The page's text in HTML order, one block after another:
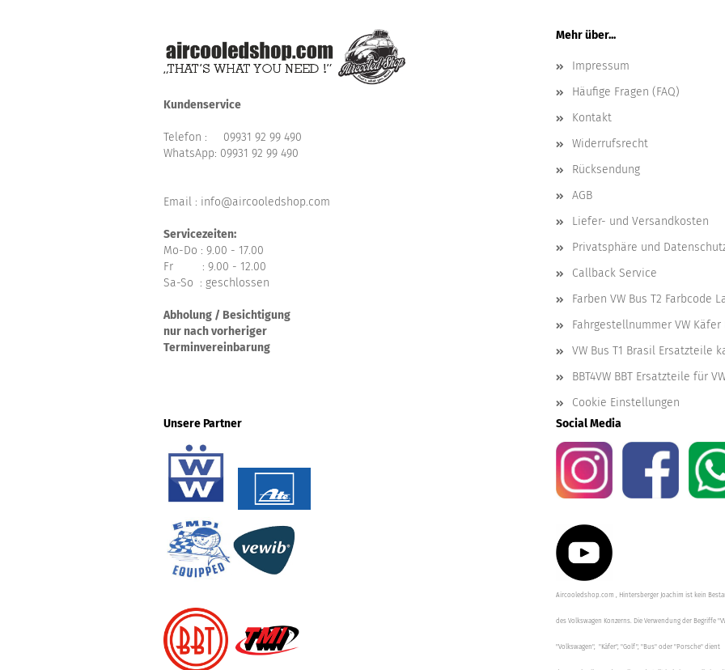
Kundenservice
Telefon : 09931 92 99 490
WhatsApp: 09931 92 99 490
Email : info@aircooledshop.com
Servicezeiten:
Mo-Do : 9.00 - 17.00
Fr : 9.00 - 12.00
Sa-So : geschlossen
Abholung / Besichtigung
nur nach vorheriger
Terminvereinbarung
Mehr über...
Impressum
Häufige Fragen (FAQ)
Kontakt
Widerrufsrecht
Rücksendung
AGB
Liefer- und Versandkosten
Privatsphäre und
Callback Service
Farben VW Bus T2 Farbcode
Fahrgestellnummer VW Käfer
VW Bus T1 Brasil Ersatzteile
BBT4VW BBT Ersatzteile für
Cookie Einstellungen
Unsere Partner
Social Media
Aircooledshop.com , Hintersberger Joachim ist kein
des Volkswagen Konzerns. Die Verwendung der Begriffe
"Volkswagen", "Käfer", "Golf", "Bus" oder "Porsche" dient